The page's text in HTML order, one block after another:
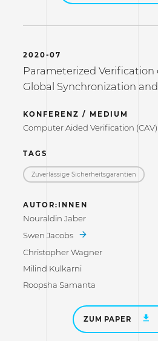
2020-07
Parameterized Verification
Global Synchronization
KONFERENZ / MEDIUM
Computer Aided Verification (CAV)
TAGS
Zuverlässige Sicherheitsgarantien
AUTOR:INNEN
Nouraldin Jaber
Swen Jacobs
Christopher Wagner
Milind Kulkarni
Roopsha Samanta
ZUM PAPER